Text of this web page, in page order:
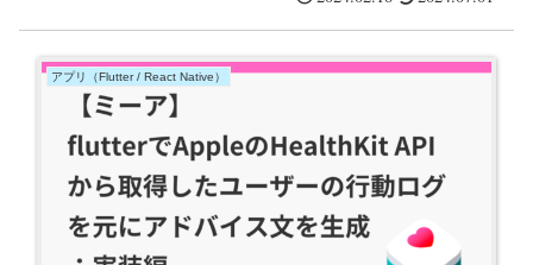
アプリ（Flutter / React Native）